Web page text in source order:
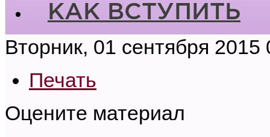
КАК ВСТУПИТЬ
Вторник, 01 сентября 2015
Печать
Оцените материал